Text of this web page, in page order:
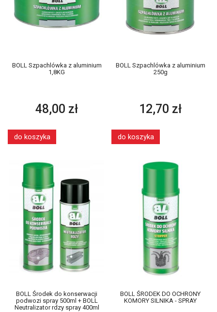
BOLL Szpachlówka z aluminium
1,8KG
48,00 zł
do koszyka
BOLL Szpachlówka z aluminium
250g
12,70 zł
do koszyka
BOLL Środek do konserwacji
podwozi spray 500ml + BOLL
Neutralizator rdzy spray 400ml
BOLL ŚRODEK DO OCHRONY
KOMORY SILNIKA - SPRAY